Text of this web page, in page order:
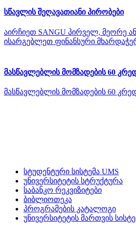
სწავლის შეღავათიანი პირობები
აირჩიეთ SANGU პირველ, მეორე
ისარგებლეთ ფინანსური
მასწავლებლის მომზადების 60
მასწავლებლის მომზადების 60
სტუდენტური სისტემა UMS
უნივერსიტეტის სტრუქტურა
საბანკო რეკვიზიტები
ბიბლიოთეკა
პროგრამების კატალოგი
უნივერსიტეტის მართვის